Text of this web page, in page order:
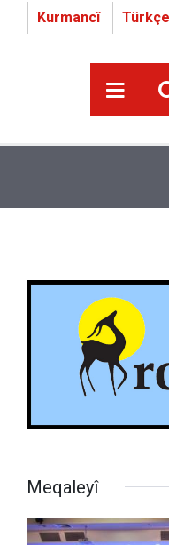
Kurmancî Türkçe
Meqaleyî